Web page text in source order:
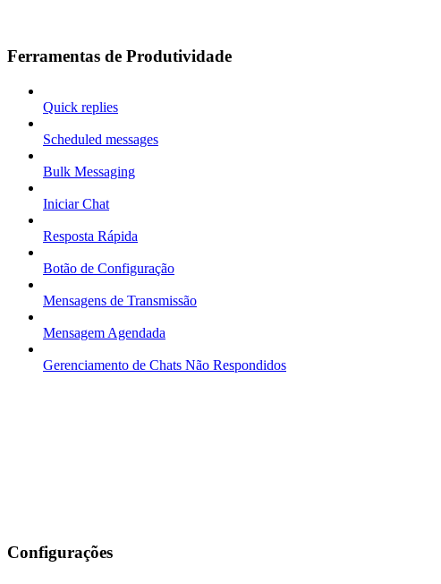
Ferramentas de Produtividade
Quick replies
Scheduled messages
Bulk Messaging
Iniciar Chat
Resposta Rápida
Botão de Configuração
Mensagens de Transmissão
Mensagem Agendada
Gerenciamento de Chats Não Respondidos
Configurações